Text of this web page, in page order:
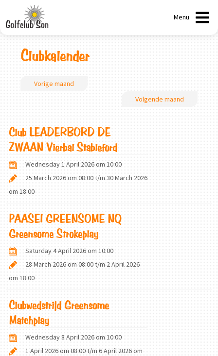
Menu
Clubkalender
Vorige maand
Volgende maand
Club LEADERBORD DE
ZWAAN Vierbal Stableford
Wednesday 1 April 2026 om 10:00
25 March 2026 om 08:00t/m 30 March 2026
om 18:00
PAASEI GREENSOME NQ
Greensome Strokeplay
Saturday 4 April 2026 om 10:00
28 March 2026 om 08:00t/m 2 April 2026
om 18:00
Clubwedstrijd Greensome
Matchplay
Wednesday 8 April 2026 om 10:00
1 April 2026 om 08:00t/m 6 April 2026 om